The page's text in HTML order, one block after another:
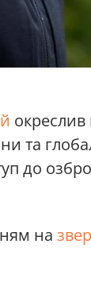
окреслив
та
до
на